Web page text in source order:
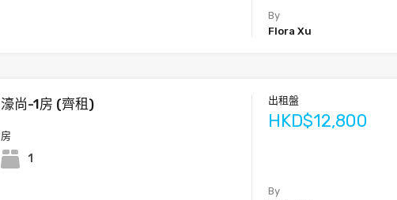
By
Flora Xu
濠尚-1房 (齊租)
房
1
出租盤
HKD$12,800
By